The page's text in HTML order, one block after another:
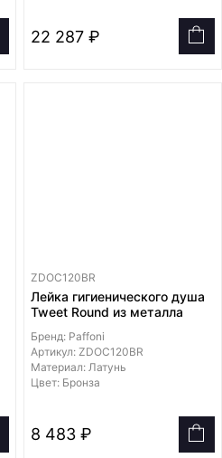
22 287 ₽
ZDOC120BR
Лейка гигиенического душа
Tweet Round из металла
Бренд: Paffoni
Артикул: ZDOC120BR
Материал: Латунь
Цвет: Бронза
8 483 ₽